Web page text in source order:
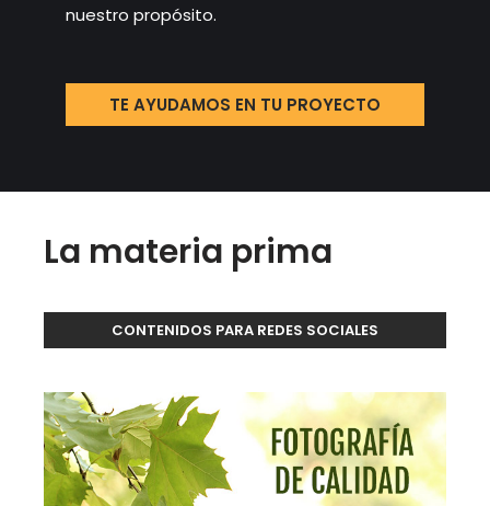
nuestro propósito.
TE AYUDAMOS EN TU PROYECTO
La materia prima
CONTENIDOS PARA REDES SOCIALES